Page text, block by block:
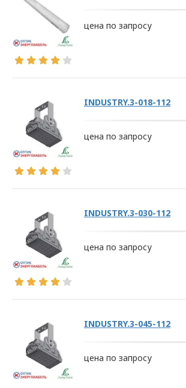
цена по запросу
INDUSTRY.3-018-112
цена по запросу
INDUSTRY.3-030-112
цена по запросу
INDUSTRY.3-045-112
цена по запросу